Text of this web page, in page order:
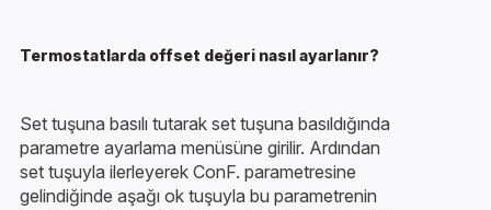
Termostatlarda offset değeri nasıl ayarlanır?
Set tuşuna basılı tutarak set tuşuna basıldığında
parametre ayarlama menüsüne girilir. Ardından
set tuşuyla ilerleyerek ConF. parametresine
gelindiğinde aşağı ok tuşuyla bu parametrenin